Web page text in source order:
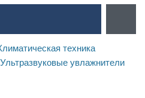
техника
Ультразвуковые увлажнители